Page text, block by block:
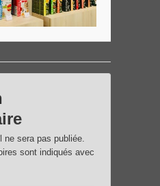
ne sera pas publiée.
sont indiqués avec